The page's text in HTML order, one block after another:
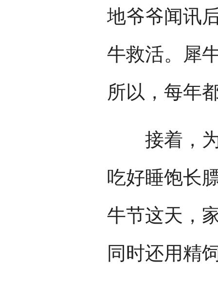
地爷爷闻讯
牛救活。犀
所以，每年
接着，为
吃好睡饱长
牛节这天，
同时还用精